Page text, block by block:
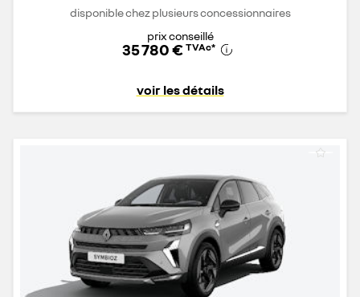
disponible chez plusieurs concessionnaires
prix conseillé
35 780 € TVAc*
voir les détails